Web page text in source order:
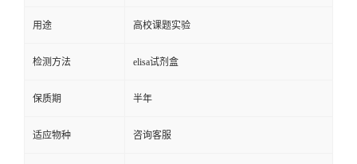
用途 高校课题实验
检测方法 elisa试剂盒
保质期 半年
适应物种 咨询客服